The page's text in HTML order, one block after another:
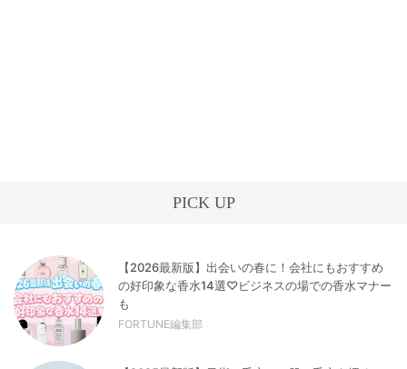
PICK UP
【2026最新版】出会いの春に！会社にもおすすめ
の好印象な香水14選♡ビジネスの場での香水マナー
も
FORTUNE編集部